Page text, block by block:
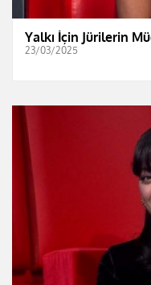
Yalkı İçin Jürilerin
23/03/2025